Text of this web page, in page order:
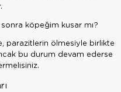
köpeğim kusar mı?
parazitlerin ölmesiyle birlikte
bu durum devam ederse